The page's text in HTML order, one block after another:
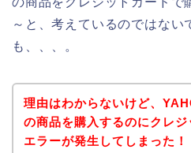
～と、考えているのではない
も、、、。
理由はわからないけど、
の商品を購入するのにクレ
エラーが発生してしまった！